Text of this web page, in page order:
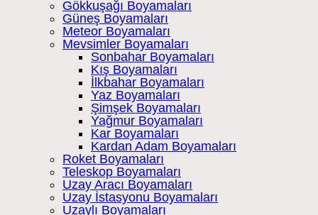
Gökkuşağı Boyamaları
Güneş Boyamaları
Meteor Boyamaları
Mevsimler Boyamaları
Sonbahar Boyamaları
Kış Boyamaları
İlkbahar Boyamaları
Yaz Boyamaları
Şimşek Boyamaları
Yağmur Boyamaları
Kar Boyamaları
Kardan Adam Boyamaları
Roket Boyamaları
Teleskop Boyamaları
Uzay Aracı Boyamaları
Uzay İstasyonu Boyamaları
Uzaylı Boyamaları